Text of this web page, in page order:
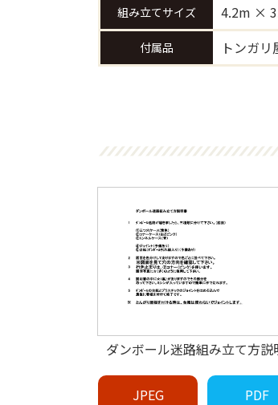
組み立てサイズ 4.2m ×
付属品 トンガ
ダンボール迷路組み立て方説
JPEG PDF